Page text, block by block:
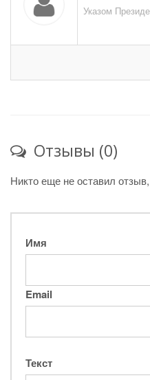
Указом
Отзывы (0)
Никто еще не оставил
Имя
Email
Текст